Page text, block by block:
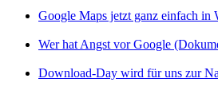
Google Maps jetzt ganz einfach in
Wer hat Angst vor Google
Download-Day wird für uns zur